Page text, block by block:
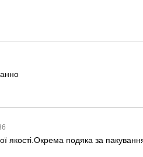
якості.Окрема подяка за